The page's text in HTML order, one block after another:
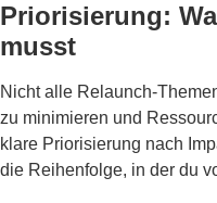
Priorisierung:
musst
Nicht alle Relaunch-
zu minimieren und
klare Priorisierung nach
die Reihenfolge, in der du